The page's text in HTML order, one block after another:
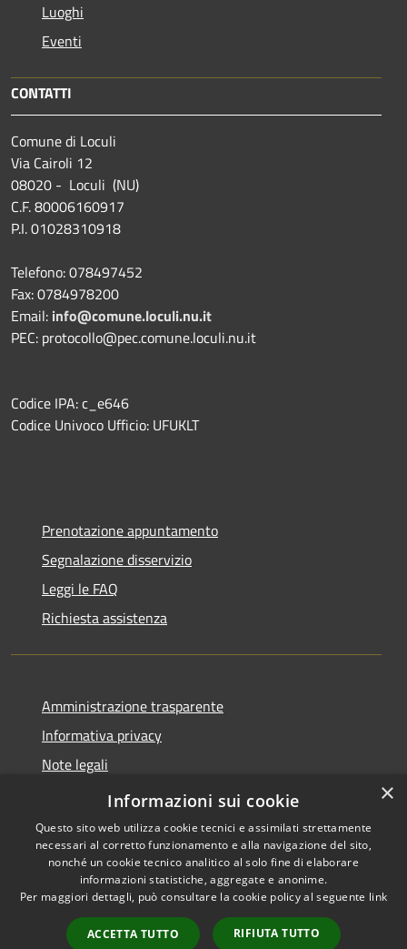
Luoghi
Eventi
CONTATTI
Comune di Loculi
Via Cairoli 12
08020 - Loculi (NU)
C.F. 80006160917
P.I. 01028310918
Telefono: 078497452
Fax: 0784978200
Email: info@comune.loculi.nu.it
PEC: protocollo@pec.comune.loculi.nu.it
Codice IPA: c_e646
Codice Univoco Ufficio: UFUKLT
Prenotazione appuntamento
Segnalazione disservizio
Leggi le FAQ
Richiesta assistenza
Amministrazione trasparente
Informativa privacy
Note legali
Dichiarazione di accessibilità
Accessibilità
Copyright © 2026 • Comune di
Loculi • Powered by
Municipium•
Accesso
×
Informazioni sui cookie
Questo sito web utilizza cookie tecnici e assimilati strettamente
necessari al corretto funzionamento e alla navigazione del sito,
nonché un cookie tecnico analitico al solo fine di elaborare
informazioni statistiche, aggregate e anonime.
Per maggiori dettagli, può consultare la cookie policy al seguente link
ACCETTA TUTTO RIFIUTA TUTTO